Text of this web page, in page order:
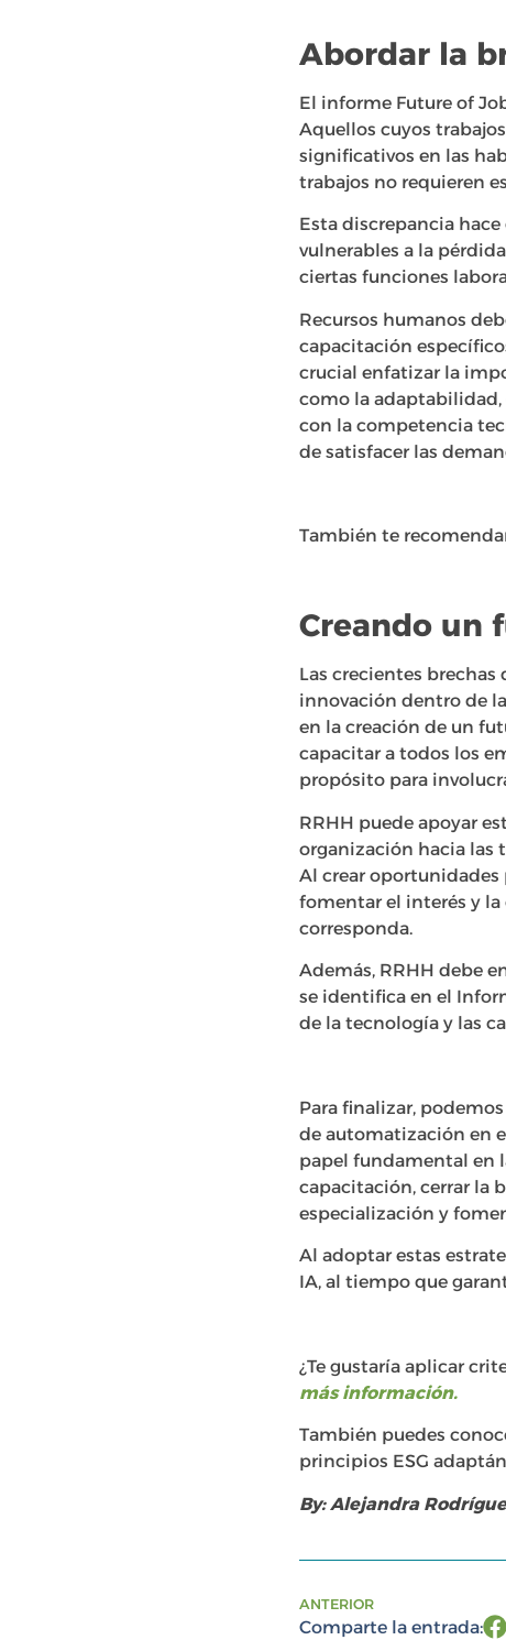
Abordar la
El informe Future of
Aquellos cuyos
significativos en las
trabajos no requieren
Esta discrepancia
vulnerables a la
ciertas funciones
Recursos humanos
capacitación
crucial enfatizar la
como la
con la competencia
de satisfacer las
También te
Creando un
Las crecientes
innovación dentro de
en la creación de un
capacitar a todos los
propósito para
RRHH puede apoyar
organización hacia las
Al crear oportunidades
fomentar el interés y
corresponda.
Además, RRHH debe
se identifica en el
de la tecnología y las
Para finalizar,
de automatización en
papel fundamental en
capacitación, cerrar la
especialización y
Al adoptar estas
IA, al tiempo que
¿Te gustaría aplicar
más información.
También puedes
principios ESG
By: Alejandra
ANTERIOR
Comparte la entrada: